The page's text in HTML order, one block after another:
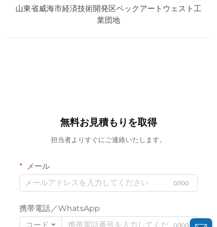
山東省威海市経済技術開発区ベックアートウェスト工
業団地
無料お見積もりを取得
担当者よりすぐにご連絡いたします。
メール
0/100
携帯電話／WhatsApp
コード
0/100